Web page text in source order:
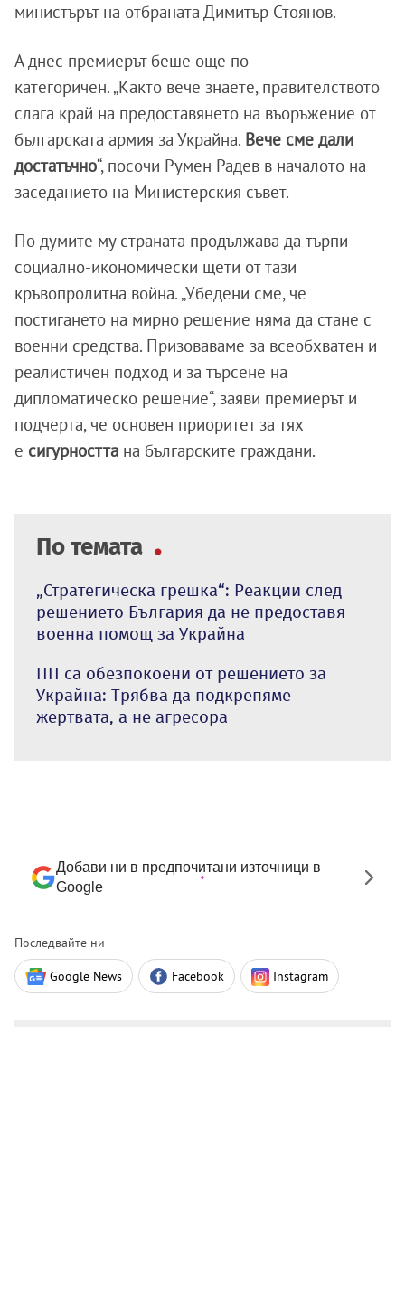
министърът на отбраната Димитър Стоянов.
А днес премиерът беше още по-
категоричен. „Както вече знаете, правителството
слага край на предоставянето на въоръжение от
българската армия за Украйна. Вече сме дали
достатъчно“, посочи Румен Радев в началото на
заседанието на Министерския съвет.
По думите му страната продължава да търпи
социално-икономически щети от тази
кръвопролитна война. „Убедени сме, че
постигането на мирно решение няма да стане с
военни средства. Призоваваме за всеобхватен и
реалистичен подход и за търсене на
дипломатическо решение“, заяви премиерът и
подчерта, че основен приоритет за тях
е сигурността на българските граждани.
По темата
„Стратегическа грешка“: Реакции след
решението България да не предоставя
военна помощ за Украйна
ПП са обезпокоени от решението за
Украйна: Трябва да подкрепяме
жертвата, а не агресора
Добави ни в предпочитани източници в
Google
Последвайте ни
Google News Facebook Instagram